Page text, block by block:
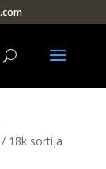
18k sortija